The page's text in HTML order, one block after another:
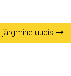
järgmine uudis